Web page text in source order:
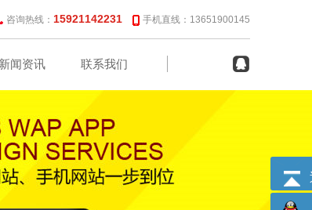
咨询热线： 15921142231 手机直线：13651900145
新闻资讯 联系我们